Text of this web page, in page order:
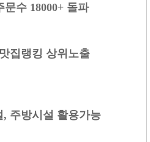
수 18000+ 돌파
집랭킹 상위노출
주방시설 활용가능